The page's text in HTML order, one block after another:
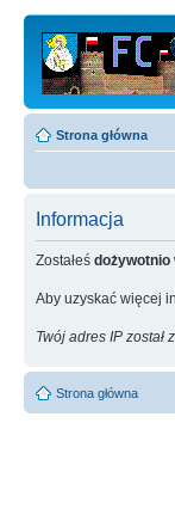
Strona główna
Informacja
Zostałeś dożywotnio
Aby uzyskać więcej
Twój adres IP został
Strona główna